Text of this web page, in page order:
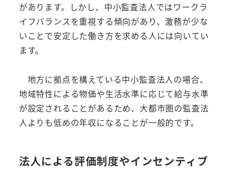
があります。しかし、中小監査法人ではワークラ
イフバランスを重視する傾向があり、激務が少な
いことで安定した働き方を求める人には向いてい
ます。
地方に拠点を構えている中小監査法人の場合、
地域特性による物価や生活水準に応じて給与水準
が設定されることがあるため、大都市圏の監査法
人よりも低めの年収になることが一般的です。
法人による評価制度やインセンティブ